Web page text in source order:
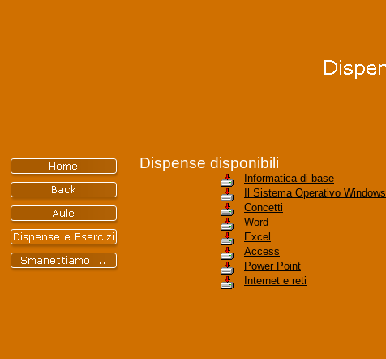
Dispense disponibili
Informatica di base
Il Sistema Operativo Windows
Concetti
Word
Excel
Access
Power Point
Internet e reti